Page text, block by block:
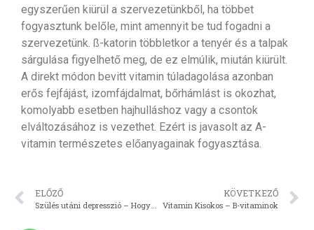
egyszerűen kiürül a szervezetünkből, ha többet
fogyasztunk belőle, mint amennyit be tud fogadni a
szervezetünk. ß-katorin többletkor a tenyér és a talpak
sárgulása figyelhető meg, de ez elmúlik, miután kiürült.
A direkt módon bevitt vitamin túladagolása azonban
erős fejfájást, izomfájdalmat, bőrhámlást is okozhat,
komolyabb esetben hajhulláshoz vagy a csontok
elváltozásához is vezethet. Ezért is javasolt az A-
vitamin természetes előanyagainak fogyasztása.
ELŐZŐ
Szülés utáni depresszió – Hogyan ismerd fel? Mit tehetsz ellene?
KÖVETKEZŐ
Vitamin Kisokos – B-vitaminok